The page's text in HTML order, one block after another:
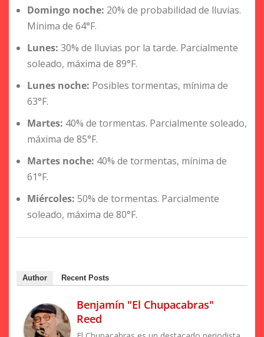
Domingo noche: 20% de probabilidad de lluvias.
Mínima de 64°F.
Lunes: 30% de lluvias por la tarde. Parcialmente
soleado, máxima de 89°F.
Lunes noche: Posibles tormentas, mínima de
63°F.
Martes: 40% de tormentas. Parcialmente soleado,
máxima de 85°F.
Martes noche: 40% de tormentas, mínima de
61°F.
Miércoles: 50% de tormentas. Parcialmente
soleado, máxima de 80°F.
Author Recent Posts
Benjamín "El Chupacabras"
Reed